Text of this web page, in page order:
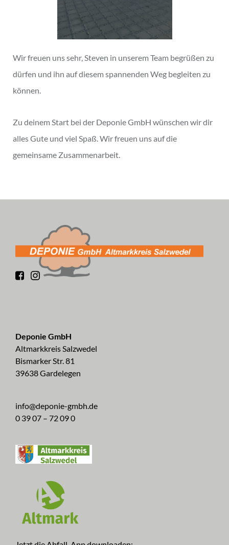
Wir freuen uns sehr, Steven in unserem Team begrüßen zu
dürfen und ihn auf diesem spannenden Weg begleiten zu
können.
Zu deinem Start bei der Deponie GmbH wünschen wir dir
alles Gute und viel Spaß. Wir freuen uns auf die
gemeinsame Zusammenarbeit.
Deponie GmbH
Altmarkkreis Salzwedel
Bismarker Str. 81
39638 Gardelegen
info@deponie-gmbh.de
0 39 07 – 72 09 0